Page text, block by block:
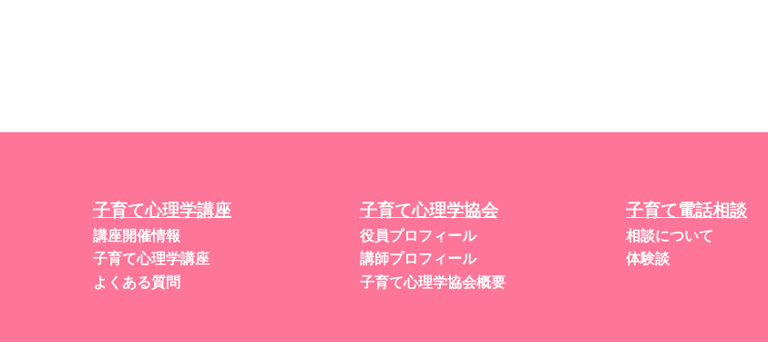
子育て心理学講座
講座開催情報
子育て心理学講座
よくある質問
子育て心理学協会
役員プロフィール
講師プロフィール
子育て心理学協会概要
子育て電話相談
相談について
体験談